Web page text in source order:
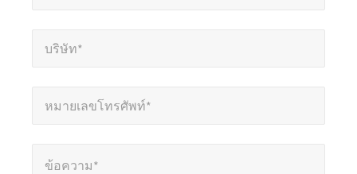
บริษัท*
หมายเลขโทรศัพท์*
ข้อความ*